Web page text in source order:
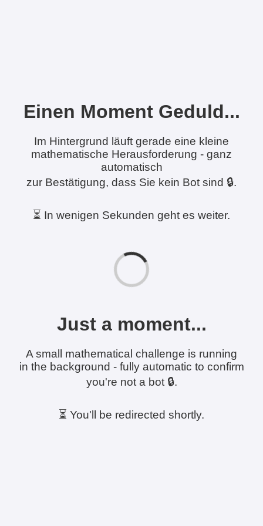
Einen Moment Geduld...
Im Hintergrund läuft gerade eine kleine
mathematische Herausforderung - ganz
automatisch
zur Bestätigung, dass Sie kein Bot sind 🔒.
⏳ In wenigen Sekunden geht es weiter.
Just a moment...
A small mathematical challenge is running
in the background - fully automatic to confirm
you're not a bot 🔒.
⏳ You'll be redirected shortly.